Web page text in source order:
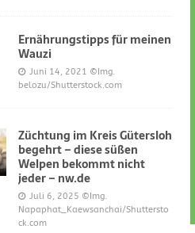
SPORT
– OP-
Ernährungstipps für meinen
Wauzi
Juni 14, 2021 ©Img.
belozu/Shutterstock.com
Züchtung im Kreis Gütersloh
begehrt – diese süßen
Welpen bekommt nicht
jeder – nw.de
Juli 6, 2025 ©Img.
Napaphat_Kaewsanchai/Shuttersto
ck.com